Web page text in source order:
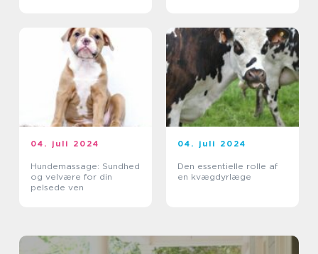
04. juli 2024
Hundemassage: Sundhed
og velvære for din
pelsede ven
04. juli 2024
Den essentielle rolle af
en kvægdyrlæge